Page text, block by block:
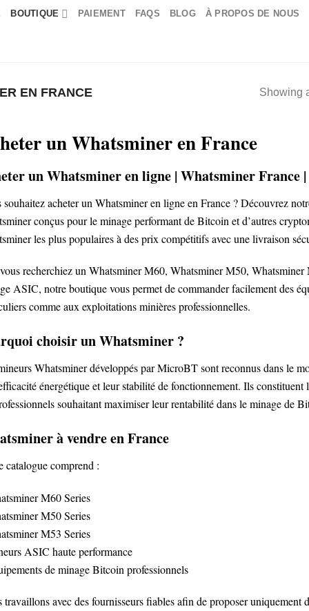
BOUTIQUE PAIEMENT FAQS BLOG À PROPOS DE NOUS
EN FRANCE Showing
un Whatsminer en France
un Whatsminer en ligne | Whatsminer France
souhaitez acheter un Whatsminer en ligne en France ? Découvrez
conçus pour le minage performant de Bitcoin et d’autres
les plus populaires à des prix compétitifs avec une livraison
recherchiez un Whatsminer M60, Whatsminer M50, Whatsminer
ASIC, notre boutique vous permet de commander facilement des
comme aux exploitations minières professionnelles.
choisir un Whatsminer ?
Whatsminer développés par MicroBT sont reconnus dans le
énergétique et leur stabilité de fonctionnement. Ils constituent
souhaitant maximiser leur rentabilité dans le minage de
à vendre en France
catalogue comprend :
M60 Series
M50 Series
M53 Series
ASIC haute performance
de minage Bitcoin professionnels
travaillons avec des fournisseurs fiables afin de proposer